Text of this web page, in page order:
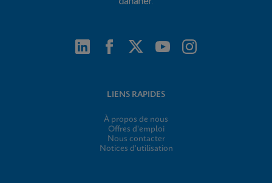
LIENS RAPIDES
À propos de nous
Offres d'emploi
Nous contacter
Notices d'utilisation